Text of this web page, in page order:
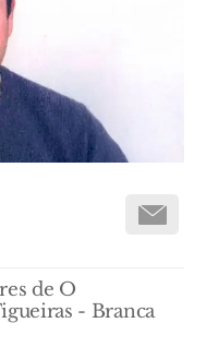
de O
- Branca